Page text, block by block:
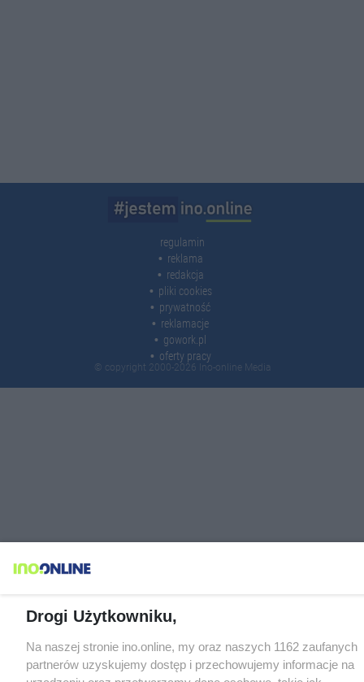
regulamin
reklama
redakcja
pliki cookies
prywatność
reklamacje
gowork.pl
oferty pracy
© copyright 2000-2026 Ino-online Media
Drogi Użytkowniku,
Na naszej stronie ino.online, my oraz naszych 1162 zaufanych
partnerów uzyskujemy dostęp i przechowujemy informacje na